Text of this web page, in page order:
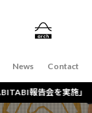
News Contact
実施」